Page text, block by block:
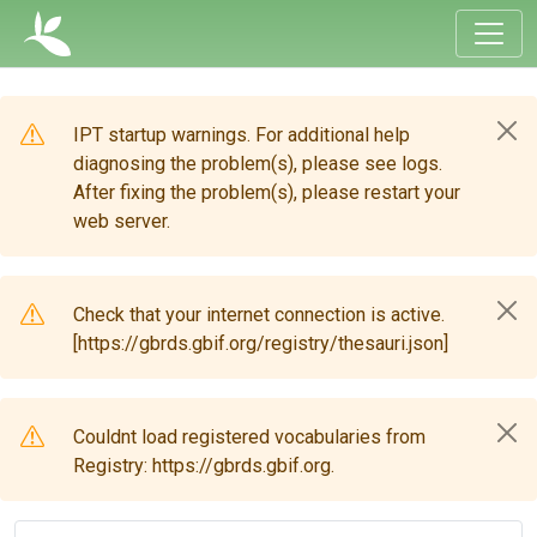
IPT startup warnings. For additional help
diagnosing the problem(s), please see logs.
After fixing the problem(s), please restart your
web server.
Check that your internet connection is active.
[https://gbrds.gbif.org/registry/thesauri.json]
Couldnt load registered vocabularies from
Registry: https://gbrds.gbif.org.